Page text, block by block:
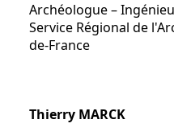
Archéologue –
Service Régional de
de-France
Thierry MARCK